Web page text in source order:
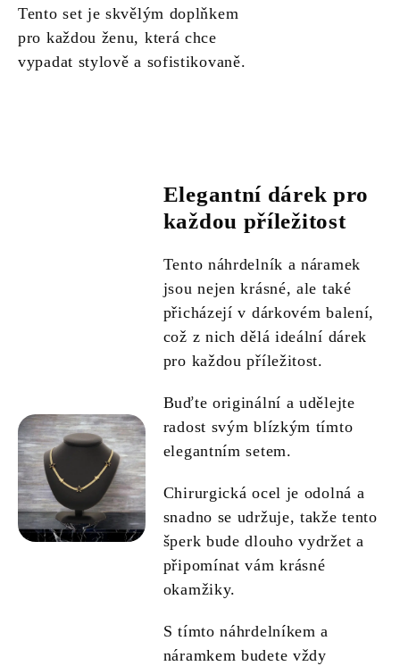
Tento set je skvělým doplňkem
pro každou ženu, která chce
vypadat stylově a sofistikovaně.
Elegantní dárek pro
každou příležitost
Tento náhrdelník a náramek
jsou nejen krásné, ale také
přicházejí v dárkovém balení,
což z nich dělá ideální dárek
pro každou příležitost.
Buďte originální a udělejte
radost svým blízkým tímto
elegantním setem.
Chirurgická ocel je odolná a
snadno se udržuje, takže tento
šperk bude dlouho vydržet a
připomínat vám krásné
okamžiky.
S tímto náhrdelníkem a
náramkem budete vždy